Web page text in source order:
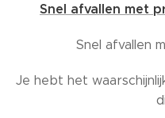
Snel afvallen met
Snel afvallen
Je hebt het